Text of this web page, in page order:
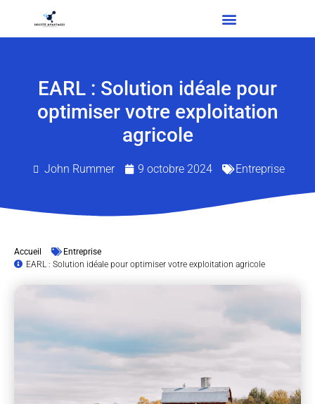
EARL : Solution idéale pour
optimiser votre exploitation
agricole
John Rummer 9 octobre 2024 Entreprise
Accueil
Entreprise
EARL : Solution idéale pour optimiser votre exploitation agricole